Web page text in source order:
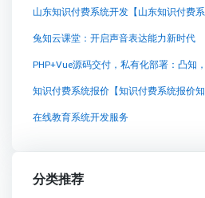
兔知云课堂：开启声音表达能力新时代
在线教育系统开发服务
分类推荐